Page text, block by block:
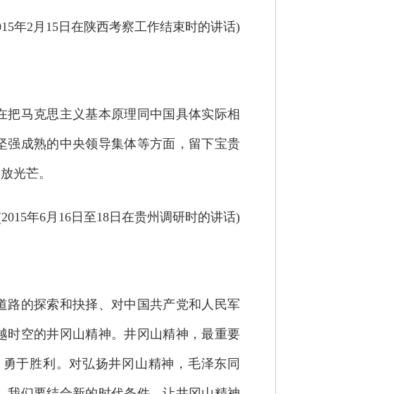
年2月15日在陕西考察工作结束时的讲话)
马克思主义基本原理同中国具体实际相
成熟的中央领导集体等方面，留下宝贵
光芒。
年6月16日至18日在贵州调研时的讲话)
的探索和抉择、对中国共产党和人民军
时空的井冈山精神。井冈山精神，最重要
于胜利。对弘扬井冈山精神，毛泽东同